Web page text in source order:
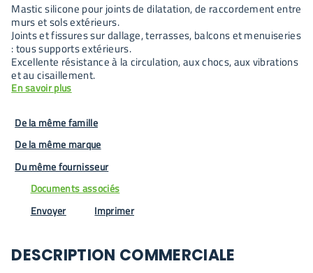
Mastic silicone pour joints de dilatation, de raccordement entre
murs et sols extérieurs.
Joints et fissures sur dallage, terrasses, balcons et menuiseries
: tous supports extérieurs.
Excellente résistance à la circulation, aux chocs, aux vibrations
et au cisaillement.
En savoir plus
De la même famille
De la même marque
Du même fournisseur
Documents associés
Envoyer
Imprimer
DESCRIPTION COMMERCIALE